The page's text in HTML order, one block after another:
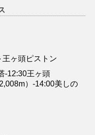
ヶ頭ピストン
‐12:30王ヶ頭
）‐14:00美しの